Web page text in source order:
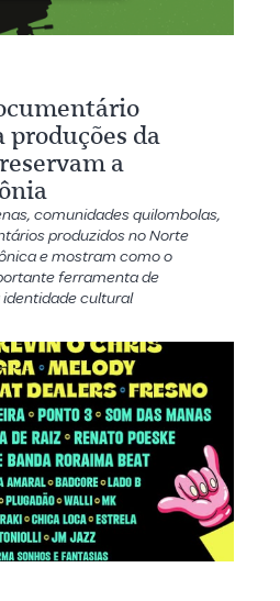
produções da
a
comunidades quilombolas,
produzidos no Norte
e mostram como o
ferramenta de
cultural